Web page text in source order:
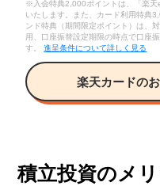
※入会特典2,000ポイントは、「楽天
いたします。また、カード利用特典
ンド特典（期間限定ポイント）は、
用、口座振替設定期限の時点で口座
す。進呈条件について詳しく見る
楽天カードの
積立投資のメ